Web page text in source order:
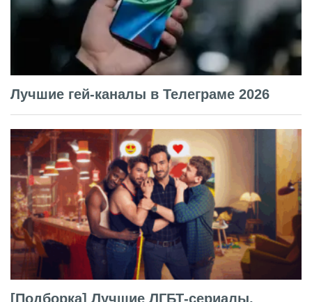
Лучшие гей-каналы в Телеграме 2026
[Подборка] Лучшие ЛГБТ-сериалы,